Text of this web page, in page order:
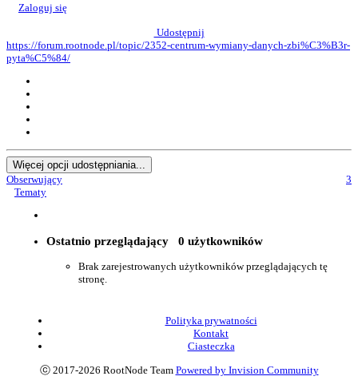
Zaloguj się
Udostępnij
https://forum.rootnode.pl/topic/2352-centrum-wymiany-danych-zbi%C3%B3r-
pyta%C5%84/
Więcej opcji udostępniania...
Obserwujący
3
Tematy
Ostatnio przeglądający 0 użytkowników
Brak zarejestrowanych użytkowników przeglądających tę
stronę.
Polityka prywatności
Kontakt
Ciasteczka
ⓒ 2017-2026 RootNode Team Powered by Invision Community